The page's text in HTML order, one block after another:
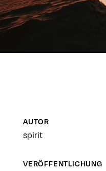
AUTOR
spirit
VERÖFFENTLICHUNG